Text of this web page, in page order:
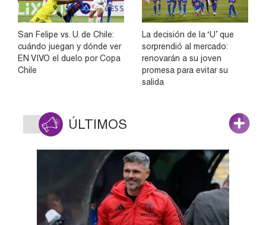
San Felipe vs. U. de Chile:
cuándo juegan y dónde ver
EN VIVO el duelo por Copa
Chile
La decisión de la ‘U’ que
sorprendió al mercado:
renovarán a su joven
promesa para evitar su
salida
ÚLTIMOS